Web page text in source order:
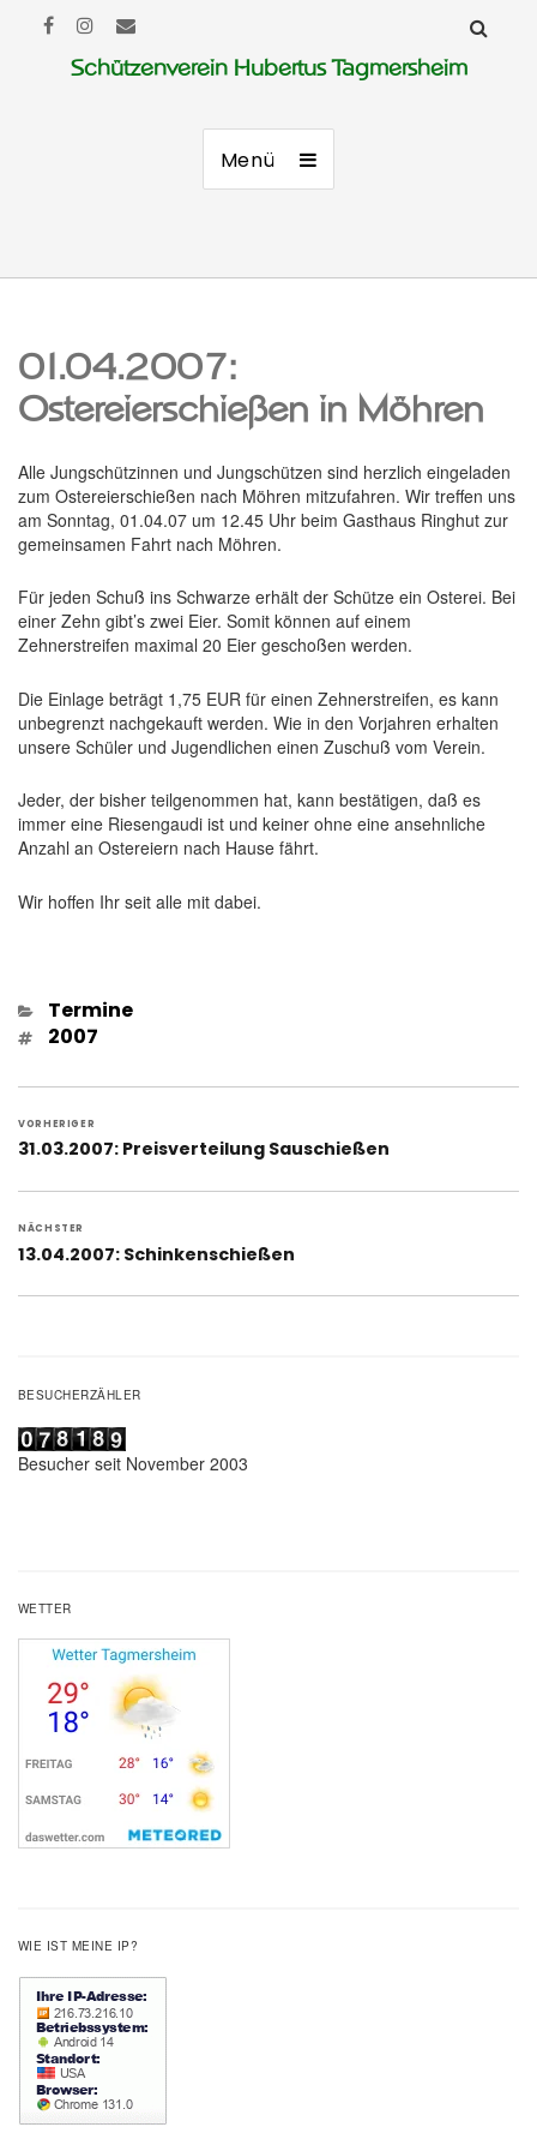
Schützenverein Hubertus Tagmersheim
Menü
01.04.2007:
Ostereierschießen in Möhren
Alle Jungschützinnen und Jungschützen sind herzlich eingeladen
zum Ostereierschießen nach Möhren mitzufahren. Wir treffen uns
am Sonntag, 01.04.07 um 12.45 Uhr beim Gasthaus Ringhut zur
gemeinsamen Fahrt nach Möhren.
Für jeden Schuß ins Schwarze erhält der Schütze ein Osterei. Bei
einer Zehn gibt’s zwei Eier. Somit können auf einem
Zehnerstreifen maximal 20 Eier geschoßen werden.
Die Einlage beträgt 1,75 EUR für einen Zehnerstreifen, es kann
unbegrenzt nachgekauft werden. Wie in den Vorjahren erhalten
unsere Schüler und Jugendlichen einen Zuschuß vom Verein.
Jeder, der bisher teilgenommen hat, kann bestätigen, daß es
immer eine Riesengaudi ist und keiner ohne eine ansehnliche
Anzahl an Ostereiern nach Hause fährt.
Wir hoffen Ihr seit alle mit dabei.
Kategorien
Termine
Schlagwörter
2007
Beitragsnavigation
VORHERIGER
Vorheriger
31.03.2007: Preisverteilung Sauschießen
NÄCHSTER
Nächster
13.04.2007: Schinkenschießen
BESUCHERZÄHLER
Besucher seit November 2003
WETTER
WIE IST MEINE IP?